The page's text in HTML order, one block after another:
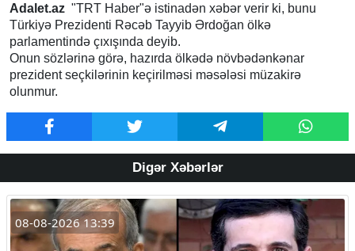
Adalet.az "TRT Haber"ə istinadən xəbər verir ki, bunu
Türkiyə Prezidenti Rəcəb Tayyib Ərdoğan ölkə
parlamentində çıxışında deyib.
Onun sözlərinə görə, hazırda ölkədə növbədənkənar
prezident seçkilərinin keçirilməsi məsələsi müzakirə
olunmur.
Digər Xəbərlər
08-08-2026 13:39